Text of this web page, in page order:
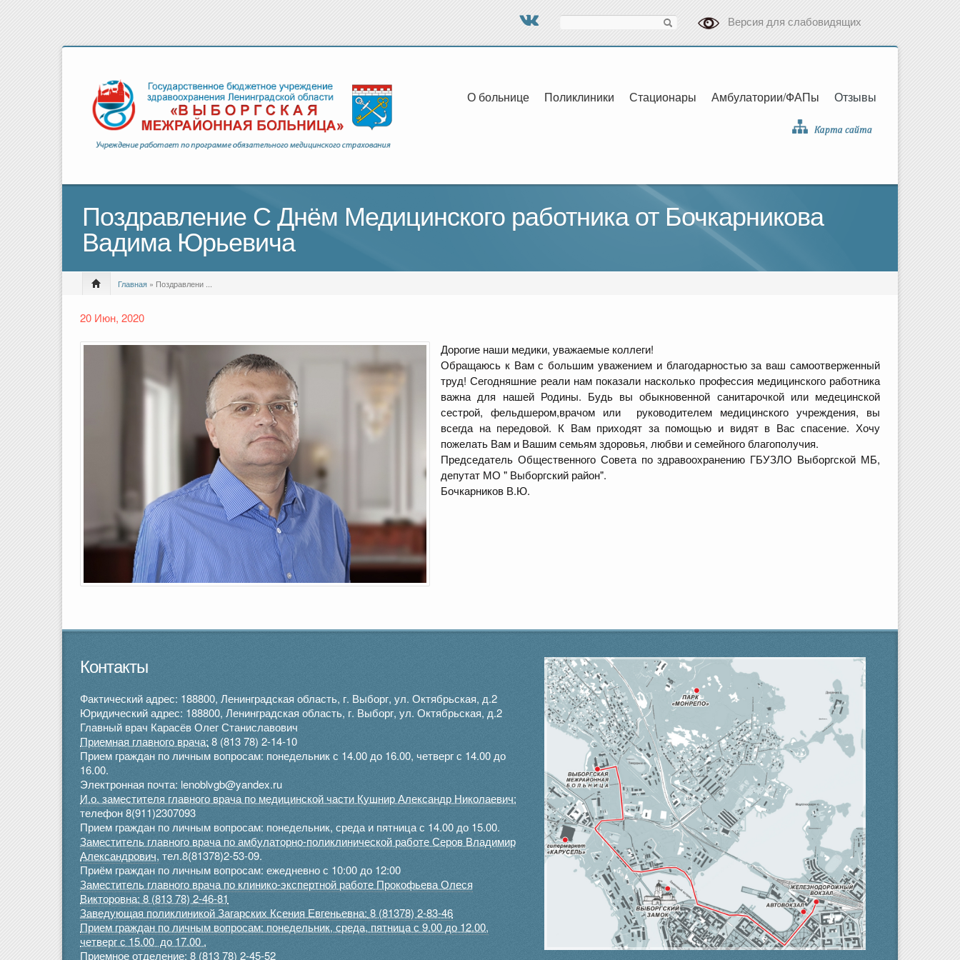
Версия для слабовидящих
О больнице Поликлиники Стационары Амбулатории/ФАПы Отзывы
Поздравление С Днём Медицинского работника от Бочкарникова
Вадима Юрьевича
Главная » Поздравлени ...
20 Июн, 2020
Дорогие наши медики, уважаемые коллеги!
Обращаюсь к Вам с большим уважением и благодарностью за ваш самоотверженный
труд! Сегодняшние реали нам показали насколько профессия медицинского работника
важна для нашей Родины. Будь вы обыкновенной санитарочкой или медецинской
сестрой, фельдшером,врачом или руководителем медицинского учреждения, вы
всегда на передовой. К Вам приходят за помощью и видят в Вас спасение. Хочу
пожелать Вам и Вашим семьям здоровья, любви и семейного благополучия.
Председатель Общественного Совета по здравоохранению ГБУЗЛО Выборгской МБ,
депутат МО " Выборгский район".
Бочкарников В.Ю.
Контакты
Фактический адрес: 188800, Ленинградская область, г. Выборг, ул. Октябрьская, д.2
Юридический адрес: 188800, Ленинградская область, г. Выборг, ул. Октябрьская, д.2
Главный врач Карасёв Олег Станиславович
Приемная главного врача: 8 (813 78) 2-14-10
Прием граждан по личным вопросам: понедельник с 14.00 до 16.00, четверг с 14.00 до
16.00.
Электронная почта: lenoblvgb@yandex.ru
И.о. заместителя главного врача по медицинской части Кушнир Александр Николаевич:
телефон 8(911)2307093
Прием граждан по личным вопросам: понедельник, среда и пятница с 14.00 до 15.00.
Заместитель главного врача по амбулаторно-поликлинической работе Серов Владимир
Александрович, тел.8(81378)2-53-09.
Приём граждан по личным вопросам: ежедневно с 10:00 до 12:00
Заместитель главного врача по клинико-экспертной работе Прокофьева Олеся
Викторовна: 8 (813 78) 2-46-81
Заведующая поликлиникой Загарских Ксения Евгеньевна: 8 (81378) 2-83-46
Прием граждан по личным вопросам: понедельник, среда, пятница с 9.00 до 12.00,
четверг с 15.00 до 17.00 .
Приемное отделение: 8 (813 78) 2-45-52